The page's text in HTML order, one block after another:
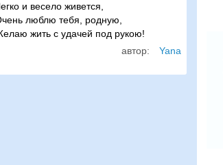
и весело живется,
люблю тебя, родную,
жить с удачей под рукою!
автор:
Yana